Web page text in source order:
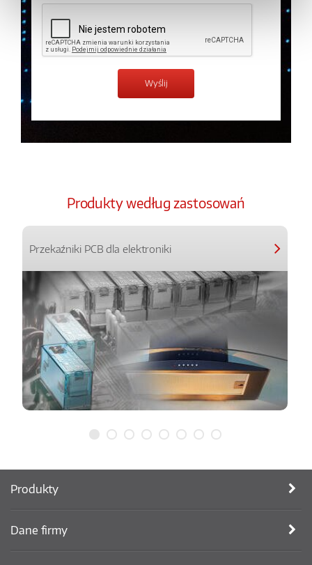
Produkty według zastosowań
Przekaźniki PCB dla elektroniki
Produkty
Dane firmy